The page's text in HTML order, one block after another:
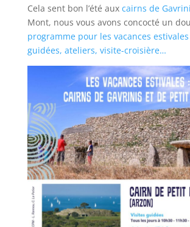
Cela sent bon l’été aux cairns de
Mont, nous vous avons concocté un
programme pour les vacances
guidées, ateliers, visite-croisière…